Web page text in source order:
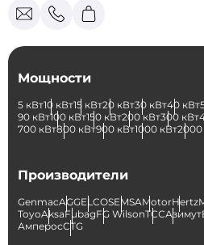
Мощности
5 кВт10 кВт15 кВт20 кВт30 кВт40 кВт
90 кВт100 кВт150 кВт200 кВт300 кВт
700 кВт800 кВт900 кВт1000 кВт2000
Производители
GenmacAGGELCOSEMSAMotorHertz
ToyoAksaFubagFG WilsonТССАзимут
АмперосCTG